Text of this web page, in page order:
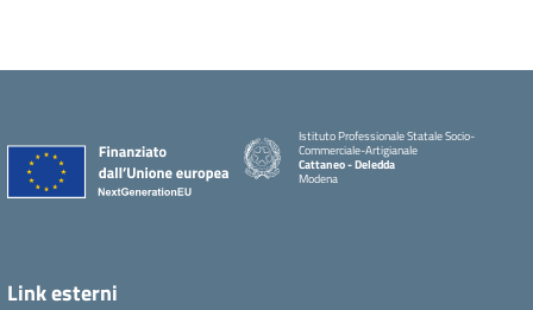
Istituto Professionale Statale Socio-
Commerciale-Artigianale
Cattaneo - Deledda
Modena
Link esterni